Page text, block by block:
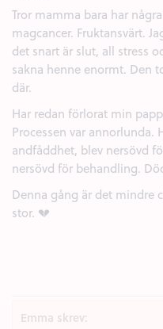
Tror mamma bara har
magcancer. Fruktansvärt.
det snart är slut, all stress
sakna henne enormt. Den
där.
Har redan förlorat min
Processen var annorlunda.
andfåddhet, blev nersövd
nersövd för behandling.
Denna gång är det mindre
stor. 💔
Emma skrev: